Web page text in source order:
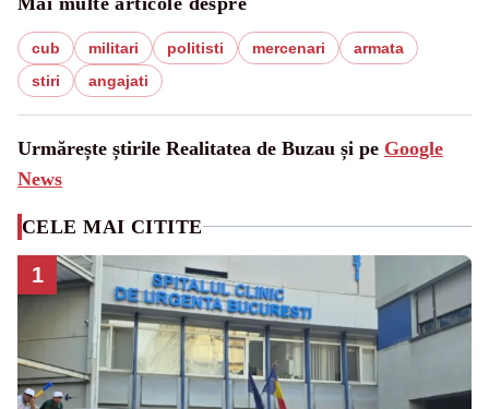
cub militari politisti mercenari
armata
stiri
angajati
Urmărește știrile Realitatea de Buzau și pe Google
News
CELE MAI CITITE
1